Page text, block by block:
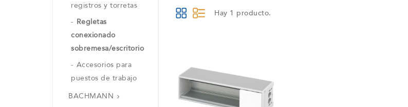
registros y torretas
Regletas
conexionado
sobremesa/escritorio
Accesorios para
puestos de trabajo
BACHMANN 
Hay 1 producto.